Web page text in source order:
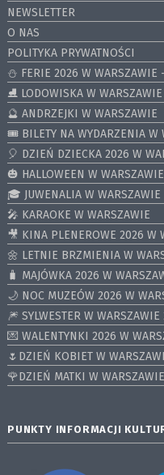
NEWSLETTER
O NAS
POLITYKA PRYWATNOŚCI
⛄️ FERIE 2026 W WARSZAWIE
⛸ LODOWISKA W WARSZAWIE
🔮 ANDRZEJKI W WARSZAWIE
🎟️ BILETY NA WYDARZENIA W
🎈 DZIEŃ DZIECKA 2026 W
🎃 HALLOWEEN W WARSZAWIE
🎓 JUWENALIA W WARSZAWIE
🎤 KARAOKE W WARSZAWIE
🎥 KINA PLENEROWE 2026 W
🌼 LETNIE BRZMIENIA W
🧳 MAJÓWKA 2026 W
🌙 NOC MUZEÓW 2026 W
🎆 SYLWESTER W
💌 WALENTYNKI 2026 W
🌷DZIEŃ KOBIET W
🌹DZIEŃ MATKI W WARSZAWIE
PUNKTY INFORMACJI